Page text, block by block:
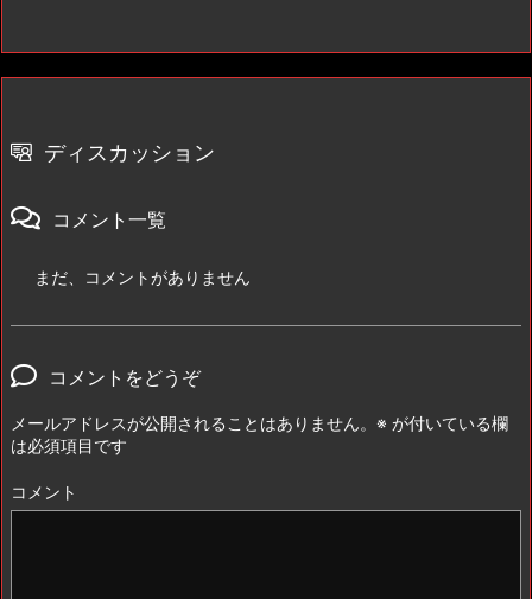
ディスカッション
コメント一覧
まだ、コメントがありません
コメントをどうぞ
メールアドレスが公開されることはありません。 ※ が付いている欄
は必須項目です
コメント